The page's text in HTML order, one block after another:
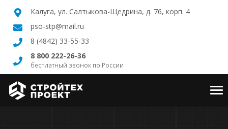
Калуга, ул. Салтыкова-Щедрина, д. 76, корп. 4
pso-stp@mail.ru
8 (4842) 33-55-33
8 800 222-26-36
бесплатный звонок по России